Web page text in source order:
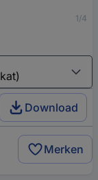
1/4
Download
Merken